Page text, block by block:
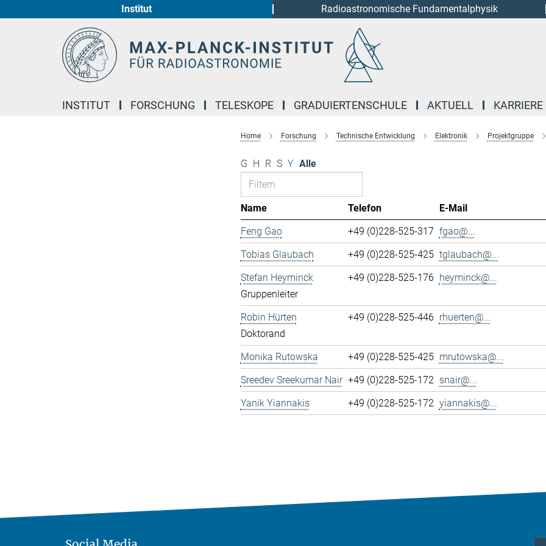
Institut Radioastronomische Fundamentalphysik
INSTITUT FORSCHUNG TELESKOPE GRADUIERTENSCHULE AKTUELL KARRIERE
Home Forschung Technische Entwicklung Elektronik Projektgruppe
G H R S Y Alle
Name Telefon
E-Mail
Feng Gao
+49 (0)228-525-317 fgao@...
Tobias Glaubach
+49 (0)228-525-425 tglaubach@...
Stefan Heyminck
Gruppenleiter
+49 (0)228-525-176 heyminck@...
Robin Hürten
Doktorand
+49 (0)228-525-446 rhuerten@...
Monika Rutowska +49 (0)228-525-425 mrutowska@...
Sreedev Sreekumar Nair +49 (0)228-525-172 snair@...
Yanik Yiannakis
+49 (0)228-525-172 yiannakis@...